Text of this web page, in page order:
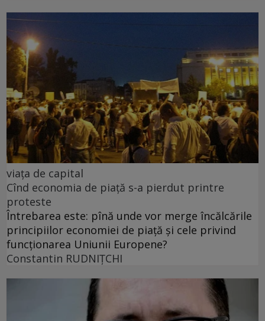
viața de capital
Cînd economia de piață s-a pierdut printre
proteste
Întrebarea este: pînă unde vor merge încălcările
principiilor economiei de piață și cele privind
funcționarea Uniunii Europene?
Constantin RUDNIŢCHI